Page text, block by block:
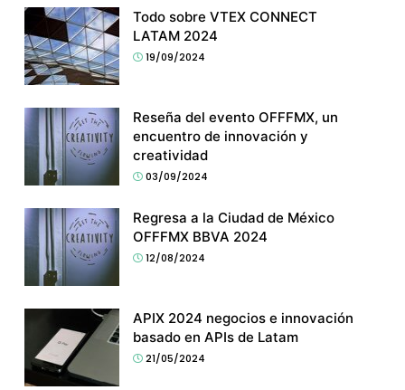
Todo sobre VTEX CONNECT
LATAM 2024
19/09/2024
Reseña del evento OFFFMX, un
encuentro de innovación y
creatividad
03/09/2024
Regresa a la Ciudad de México
OFFFMX BBVA 2024
12/08/2024
APIX 2024 negocios e innovación
basado en APIs de Latam
21/05/2024